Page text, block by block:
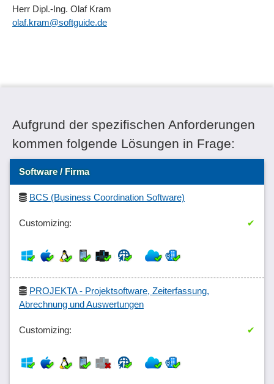
Herr Dipl.-Ing. Olaf Kram
olaf.kram@softguide.de
Aufgrund der spezifischen Anforderungen
kommen folgende Lösungen in Frage:
Software / Firma
BCS (Business Coordination Software)
✔
PROJEKTA - Projektsoftware, Zeiterfassung,
Abrechnung und Auswertungen
✔